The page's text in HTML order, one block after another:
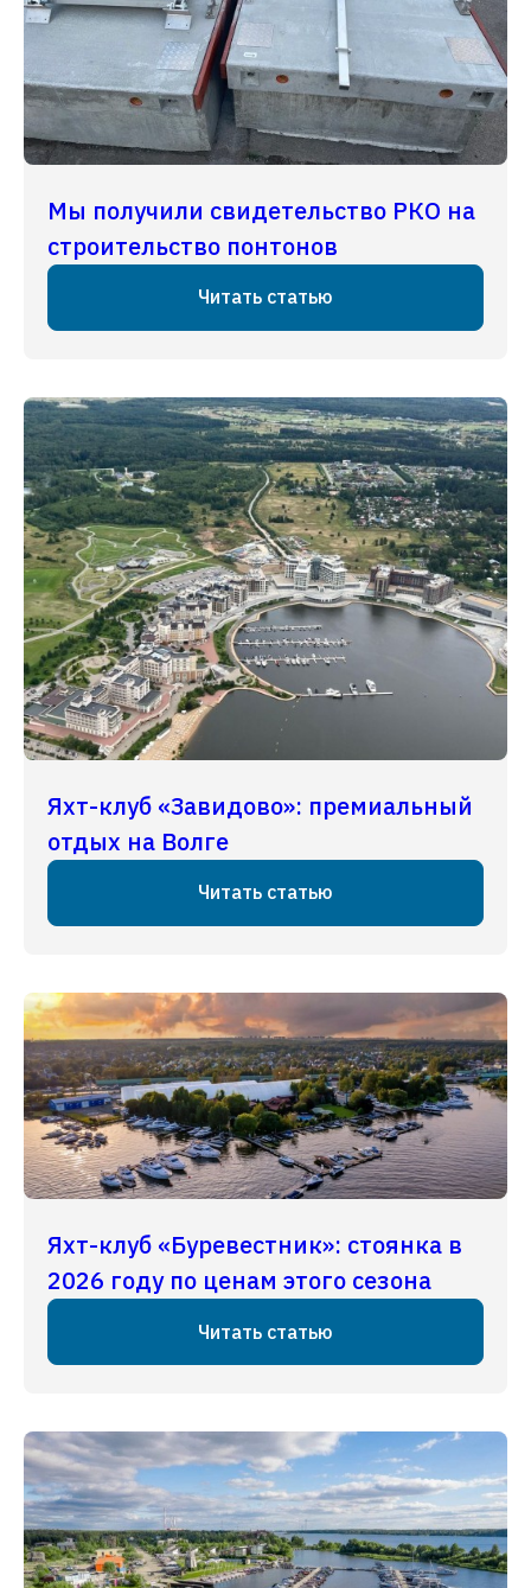
Мы получили свидетельство РКО на
строительство понтонов
Читать статью
Яхт-клуб «Завидово»: премиальный
отдых на Волге
Читать статью
Яхт-клуб «Буревестник»: стоянка в
2026 году по ценам этого сезона
Читать статью